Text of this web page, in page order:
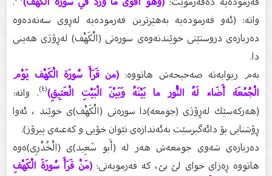
واتە: (ئەو فەرمودەیە بەهێزترین فەرمودەیە لەڕوى سەنەدەوە
دەربارەى دروستێتى خوێندنەوەى سورەتى (الْكَهْف) لەڕۆژى هەینى
بەم ریوایەتە صەحیحەش هاتووە:(من قَرَأَ سُورَة الْكَهْف يَوْم
الْجُمُعَة أَضَاء لَهُ النُّور ما بَيْنَهُ وَبَيْنَ الْبَيْتِ الْعَتِيقِ)(٤) . واتە:
(هەركەسێك لەڕۆژى (جومعە)دا سورەتى (الْكَهْف)ى خوێند ، ئەوا
ڕۆشنایی بۆ دائەگیرسێت بەئەندازەى نێوان خۆیی و كەعبەى پیرۆز).
دەربارەى شەوى جومعەش هەر لە (أَبو سَعِيد)ى (الْخُدْرِى)ەوە
هاتووە ڕەزاى خواى لێ بێ، كە فەرمویەتى:(مَنْ قَرَأَ سُورَةَ الْكَهْفِ